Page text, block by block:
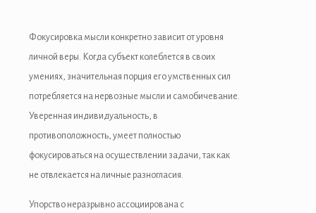
panel
panel
panel
panel
Фокусировка мысли конкретно зависит от уровня
личной веры. Когда субъект колеблется в своих
умениях, значительная порция его умственных сил
потребляется на нервозные мысли и самобичевание.
Уверенная индивидуальность, в
противоположность, умеет полностью
фокусироваться на осуществлении задачи, так как
не отвлекается на личные разногласия.
Упорство неразрывно ассоциирована с